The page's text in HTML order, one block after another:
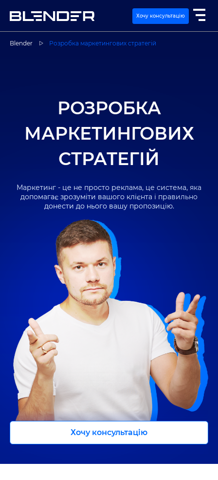
Хочу консультацію
Blender Розробка маркетингових стратегій
РОЗРОБКА
МАРКЕТИНГОВИХ
СТРАТЕГІЙ
Маркетинг - це не просто реклама, це система, яка
допомагає зрозуміти вашого клієнта і правильно
донести до нього вашу пропозицію.
Хочу консультацію